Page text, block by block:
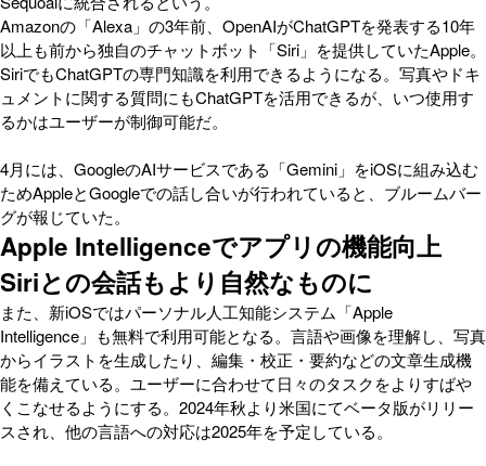
Amazonの「Alexa」の3年前、OpenAIがChatGPTを発表する10年
以上も前から独自のチャットボット「Siri」を提供していたApple。
SiriでもChatGPTの専門知識を利用できるようになる。写真やドキ
ュメントに関する質問にもChatGPTを活用できるが、いつ使用す
るかはユーザーが制御可能だ。
4月には、GoogleのAIサービスである「Gemini」をiOSに組み込む
ためAppleとGoogleでの話し合いが行われていると、ブルームバー
グが報じていた。
Apple Intelligenceでアプリの機能向上
Siriとの会話もより自然なものに
また、新iOSではパーソナル人工知能システム「Apple
Intelligence」も無料で利用可能となる。言語や画像を理解し、写真
からイラストを生成したり、編集・校正・要約などの文章生成機
能を備えている。ユーザーに合わせて日々のタスクをよりすばや
くこなせるようにする。2024年秋より米国にてベータ版がリリー
スされ、他の言語への対応は2025年を予定している。